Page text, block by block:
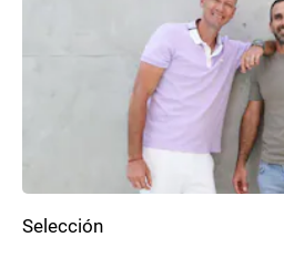
Selección